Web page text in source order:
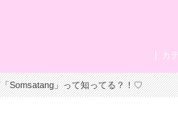
カ
Somsatang」って知ってる？！♡